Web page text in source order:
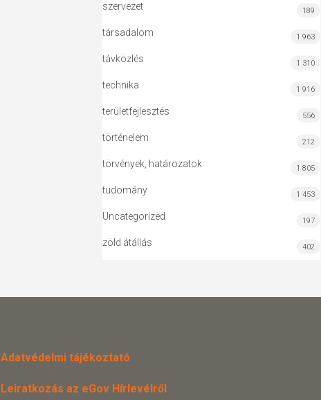
szervezet 189
társadalom 1 963
távközlés 1 310
technika 1 916
területfejlesztés 556
történelem 212
törvények, határozatok 1 805
tudomány 1 453
Uncategorized 197
zöld átállás 402
Adatvédelmi tájékoztató
Leiratkozás az eGov Hírlevélről